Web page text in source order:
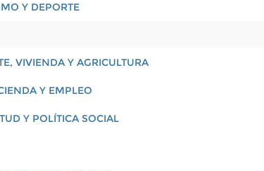
Y DEPORTE
VIVIENDA Y AGRICULTURA
Y EMPLEO
Y POLÍTICA SOCIAL